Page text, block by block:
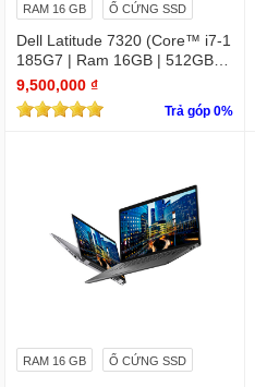
RAM 16 GB Ổ CỨNG SSD
Dell Latitude 7320 (Core™ i7-1
185G7 | Ram 16GB | 512GB S
SD | 13.3 inch FHD)
9,500,000 ₫
Trả góp 0%
RAM 16 GB Ổ CỨNG SSD